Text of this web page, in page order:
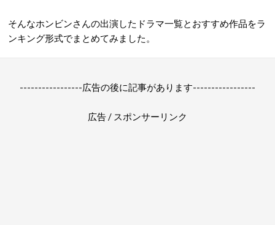
そんなホンビンさんの出演したドラマ一覧とおすすめ作品をラ
ンキング形式でまとめてみました。
-----------------広告の後に記事があります-----------------
広告 / スポンサーリンク